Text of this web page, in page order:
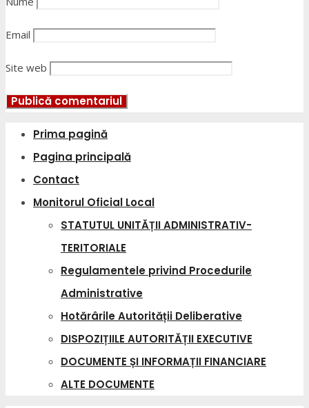
Email
Site web
Prima pagină
Pagina principală
Contact
Monitorul Oficial Local
STATUTUL UNITĂȚII ADMINISTRATIV-
TERITORIALE
Regulamentele privind Procedurile
Administrative
Hotărârile Autorității Deliberative
DISPOZIȚIILE AUTORITĂȚII EXECUTIVE
DOCUMENTE ȘI INFORMAȚII FINANCIARE
ALTE DOCUMENTE